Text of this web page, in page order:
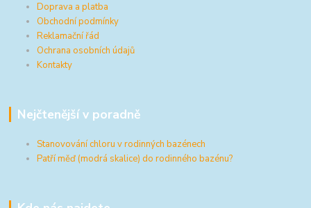
Doprava a platba
Obchodní podmínky
Reklamační řád
Ochrana osobních údajů
Kontakty
Nejčtenější v poradně
Stanovování chloru v rodinných bazénech
Patří měď (modrá skalice) do rodinného bazénu?